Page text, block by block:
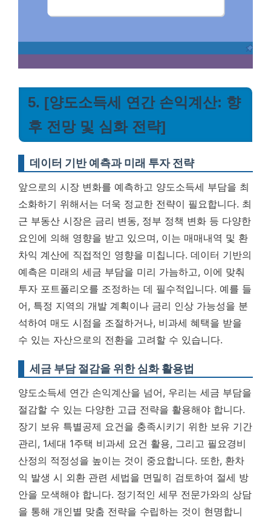
5. [양도소득세 연간 손익계산: 향
후 전망 및 심화 전략]
데이터 기반 예측과 미래 투자 전략
앞으로의 시장 변화를 예측하고 양도소득세 부담을 최
소화하기 위해서는 더욱 정교한 전략이 필요합니다. 최
근 부동산 시장은 금리 변동, 정부 정책 변화 등 다양한
요인에 의해 영향을 받고 있으며, 이는 매매내역 및 환
차익 계산에 직접적인 영향을 미칩니다. 데이터 기반의
예측은 미래의 세금 부담을 미리 가늠하고, 이에 맞춰
투자 포트폴리오를 조정하는 데 필수적입니다. 예를 들
어, 특정 지역의 개발 계획이나 금리 인상 가능성을 분
석하여 매도 시점을 조절하거나, 비과세 혜택을 받을
수 있는 자산으로의 전환을 고려할 수 있습니다.
세금 부담 절감을 위한 심화 활용법
양도소득세 연간 손익계산을 넘어, 우리는 세금 부담을
절감할 수 있는 다양한 고급 전략을 활용해야 합니다.
장기 보유 특별공제 요건을 충족시키기 위한 보유 기간
관리, 1세대 1주택 비과세 요건 활용, 그리고 필요경비
산정의 적정성을 높이는 것이 중요합니다. 또한, 환차
익 발생 시 외환 관련 세법을 면밀히 검토하여 절세 방
안을 모색해야 합니다. 정기적인 세무 전문가와의 상담
을 통해 개인별 맞춤 전략을 수립하는 것이 현명합니